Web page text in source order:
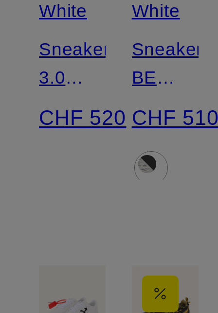
White
Sneaker
3.0
COURT
CHF 520
White
Sneaker
BE
RIGHT
BACK
CHF